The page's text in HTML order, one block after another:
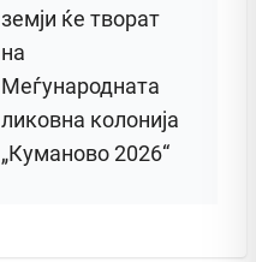
земји ќе творат
на
Меѓународната
ликовна колонија
„Куманово 2026“